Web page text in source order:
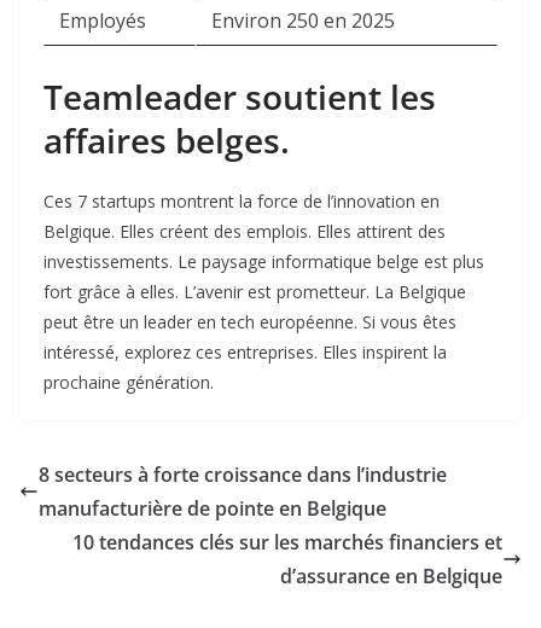
Employés
Environ 250 en 2025
Teamleader soutient les
affaires belges.
Ces 7 startups montrent la force de l’innovation en
Belgique. Elles créent des emplois. Elles attirent des
investissements. Le paysage informatique belge est plus
fort grâce à elles. L’avenir est prometteur. La Belgique
peut être un leader en tech européenne. Si vous êtes
intéressé, explorez ces entreprises. Elles inspirent la
prochaine génération.
8 secteurs à forte croissance dans l’industrie
manufacturière de pointe en Belgique
10 tendances clés sur les marchés financiers et
d’assurance en Belgique